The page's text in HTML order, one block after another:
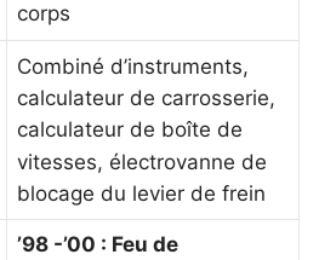
corps
Combiné d’instruments,
calculateur de carrosserie,
calculateur de boîte de
vitesses, électrovanne de
blocage du levier de frein
’98 -’00 : Feu de